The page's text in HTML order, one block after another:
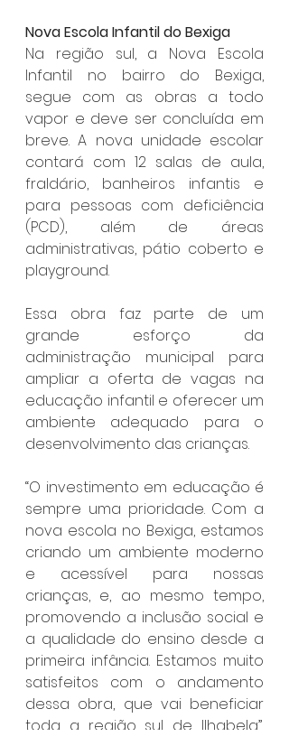
Nova Escola Infantil do Bexiga
Na região sul, a Nova Escola
Infantil no bairro do Bexiga,
segue com as obras a todo
vapor e deve ser concluída em
breve. A nova unidade escolar
contará com 12 salas de aula,
fraldário, banheiros infantis e
para pessoas com deficiência
(PCD), além de áreas
administrativas, pátio coberto e
playground.
Essa obra faz parte de um
grande esforço da
administração municipal para
ampliar a oferta de vagas na
educação infantil e oferecer um
ambiente adequado para o
desenvolvimento das crianças.
“O investimento em educação é
sempre uma prioridade. Com a
nova escola no Bexiga, estamos
criando um ambiente moderno
e acessível para nossas
crianças, e, ao mesmo tempo,
promovendo a inclusão social e
a qualidade do ensino desde a
primeira infância. Estamos muito
satisfeitos com o andamento
dessa obra, que vai beneficiar
toda a região sul de Ilhabela”,